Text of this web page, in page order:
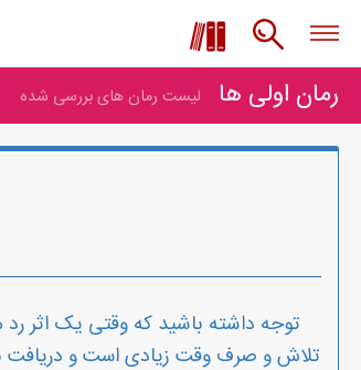
رمان اولی ها لیست رمان های بررسی شده
توجه داشته باشید که وقتی یک اثر
تلاش و صرف وقت زیادی است و دریافت